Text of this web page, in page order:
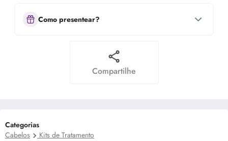
Como presentear?
Compartilhe
Categorias
Cabelos
Kits de Tratamento